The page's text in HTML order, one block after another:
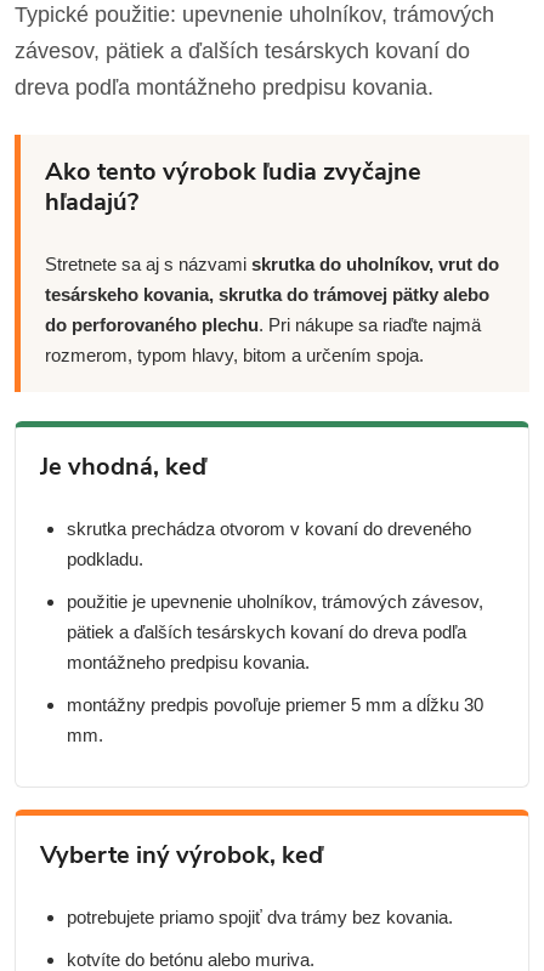
Typické použitie: upevnenie uholníkov, trámových
závesov, pätiek a ďalších tesárskych kovaní do
dreva podľa montážneho predpisu kovania.
Ako tento výrobok ľudia zvyčajne
hľadajú?
Stretnete sa aj s názvami skrutka do uholníkov, vrut do
tesárskeho kovania, skrutka do trámovej pätky alebo
do perforovaného plechu. Pri nákupe sa riaďte najmä
rozmerom, typom hlavy, bitom a určením spoja.
Je vhodná, keď
skrutka prechádza otvorom v kovaní do dreveného
podkladu.
použitie je upevnenie uholníkov, trámových závesov,
pätiek a ďalších tesárskych kovaní do dreva podľa
montážneho predpisu kovania.
montážny predpis povoľuje priemer 5 mm a dĺžku 30
mm.
Vyberte iný výrobok, keď
potrebujete priamo spojiť dva trámy bez kovania.
kotvíte do betónu alebo muriva.